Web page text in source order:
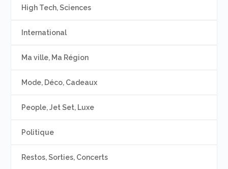
High Tech, Sciences
International
Ma ville, Ma Région
Mode, Déco, Cadeaux
People, Jet Set, Luxe
Politique
Restos, Sorties, Concerts